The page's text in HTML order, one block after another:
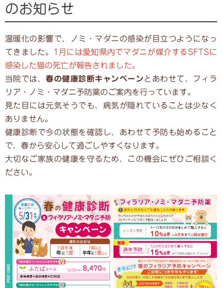
のお知らせ
温暖化の影響で、ノミ・マダニの感染が目立つようになっ
てきました。
1月には愛知県内でマダニが媒介するSFTSに
感染した猫の死亡が報告されました。
当院では、春の健康診断キャンペーンとあわせて、フィラ
リア・ノミ・マダニ予防薬のご案内を行っています。
見た目には元気そうでも、病気が隠れていることは少なく
ありません。
健康診断で今の状態を確認し、あわせて予防も始めること
で、春から安心して過ごしやすくなります。
大切なご家族の健康を守るため、この機会にぜひご相談く
ださい。